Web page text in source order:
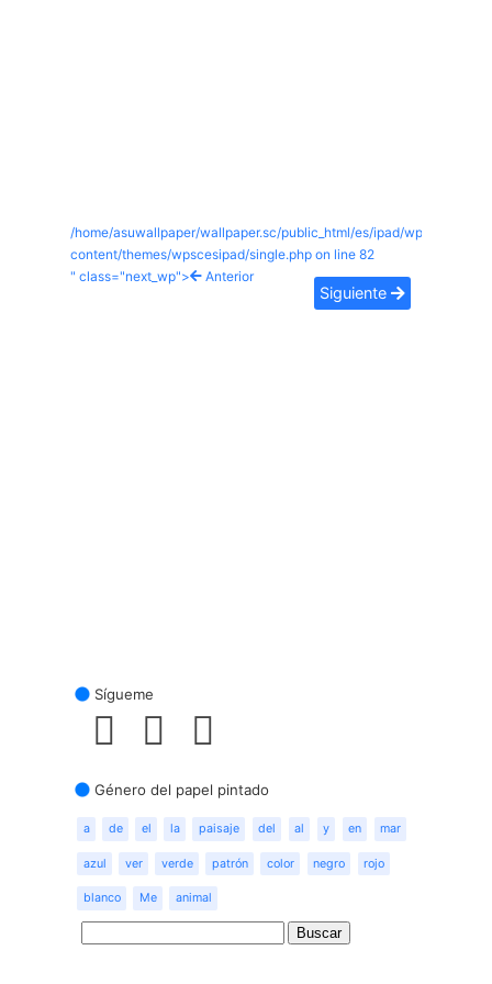
/home/asuwallpaper/wallpaper.sc/public_html/es/ipad/wp-
content/themes/wpscesipad/single.php on line 82
" class="next_wp">
Anterior
Siguiente
Sígueme
Género del papel pintado
a de el la paisaje del al y en mar
azul ver verde patrón color negro rojo
blanco Me animal